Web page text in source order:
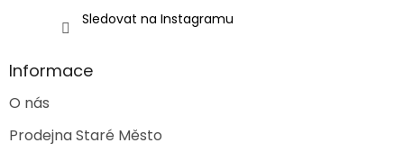
Sledovat na Instagramu
Informace
O nás
Prodejna Staré Město